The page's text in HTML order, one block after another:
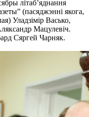
літаб’яднання
(пасяджэнні якога,
Уладзімір Васько,
Мацулевіч.
Сяргей Чарняк.